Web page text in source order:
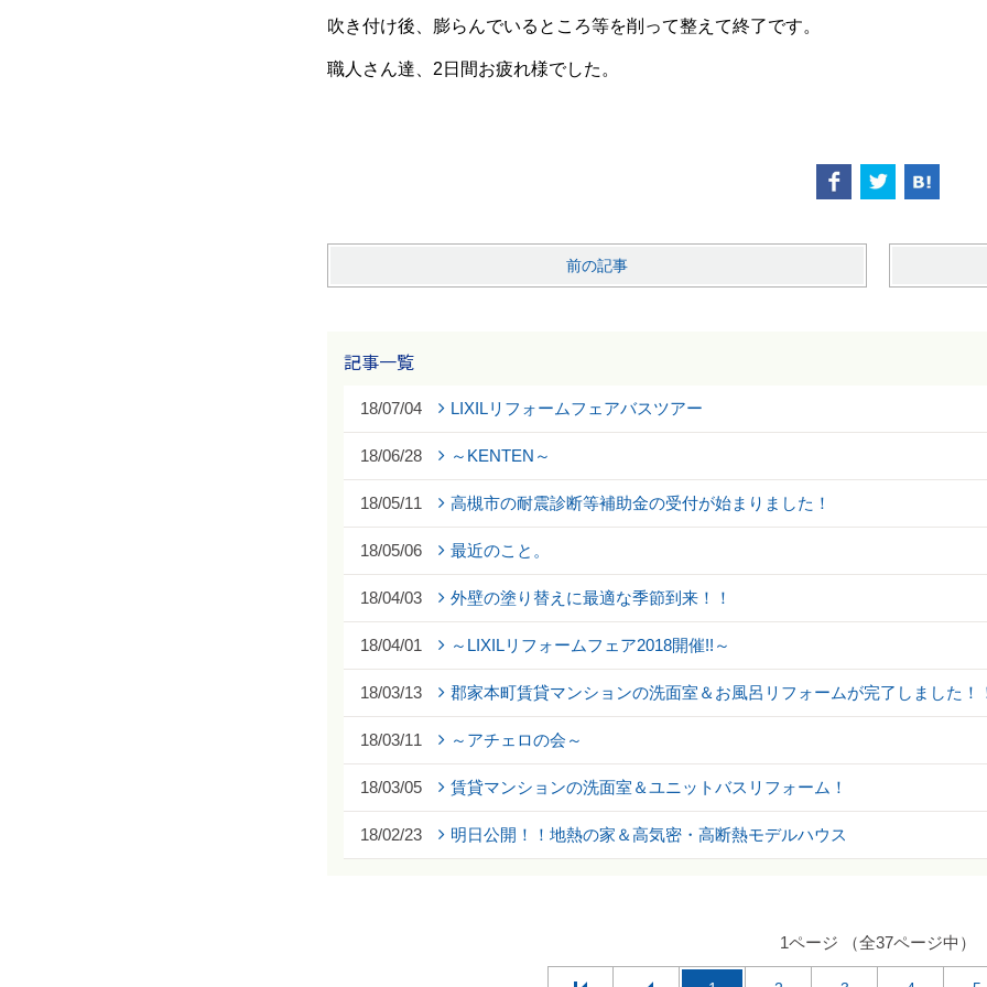
吹き付け後、膨らんでいるところ等を削って整えて終了です。
職人さん達、2日間お疲れ様でした。
前の記事
記事一覧
18/07/04 LIXILリフォームフェアバスツアー
18/06/28 ～KENTEN～
18/05/11 高槻市の耐震診断等補助金の受付が始まりました！
18/05/06 最近のこと。
18/04/03 外壁の塗り替えに最適な季節到来！！
18/04/01 ～LIXILリフォームフェア2018開催!!～
18/03/13 郡家本町賃貸マンションの洗面室＆お風呂リフォームが完了しました！
18/03/11 ～アチェロの会～
18/03/05 賃貸マンションの洗面室＆ユニットバスリフォーム！
18/02/23 明日公開！！地熱の家＆高気密・高断熱モデルハウス
1ページ （全37ページ中）